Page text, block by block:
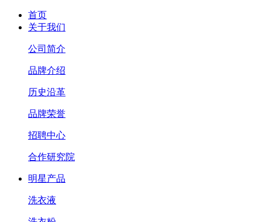
首页
关于我们
公司简介
品牌介绍
历史沿革
品牌荣誉
招聘中心
合作研究院
明星产品
洗衣液